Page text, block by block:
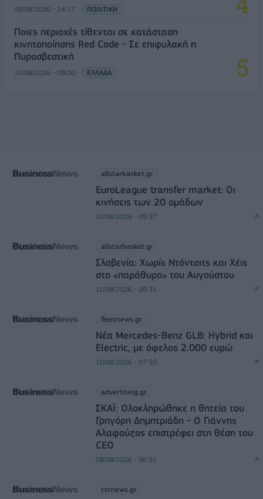
09/08/2026 - 14:17 ΠΟΛΙΤΙΚΗ
Ποιες περιοχές τίθενται σε κατάσταση
κινητοποίησης Red Code - Σε επιφυλακή η
Πυροσβεστική
10/08/2026 - 09:00 ΕΛΛΑΔΑ
allstarbasket.gr
EuroLeague transfer market: Οι
κινήσεις των 20 ομάδων
10/08/2026 - 09:37
allstarbasket.gr
Σλοβενία: Χωρίς Ντόντσιτς και Χέις
στο «παράθυρο» του Αυγούστου
10/08/2026 - 09:31
fleetnews.gr
Νέα Mercedes-Benz GLB: Hybrid και
Electric, με όφελος 2.000 ευρώ
10/08/2026 - 07:50
advertising.gr
ΣΚΑΪ: Ολοκληρώθηκε η θητεία του
Γρηγόρη Δημητριάδη - Ο Γιάννης
Αλαφούζος επιστρέφει στη θέση του
CEO
08/08/2026 - 06:51
csrnews.gr